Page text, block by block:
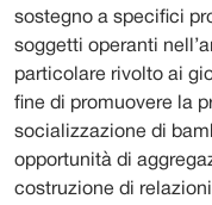
sostegno a specifici
soggetti operanti
particolare rivolto ai
fine di promuovere la
socializzazione di
opportunità di
costruzione di